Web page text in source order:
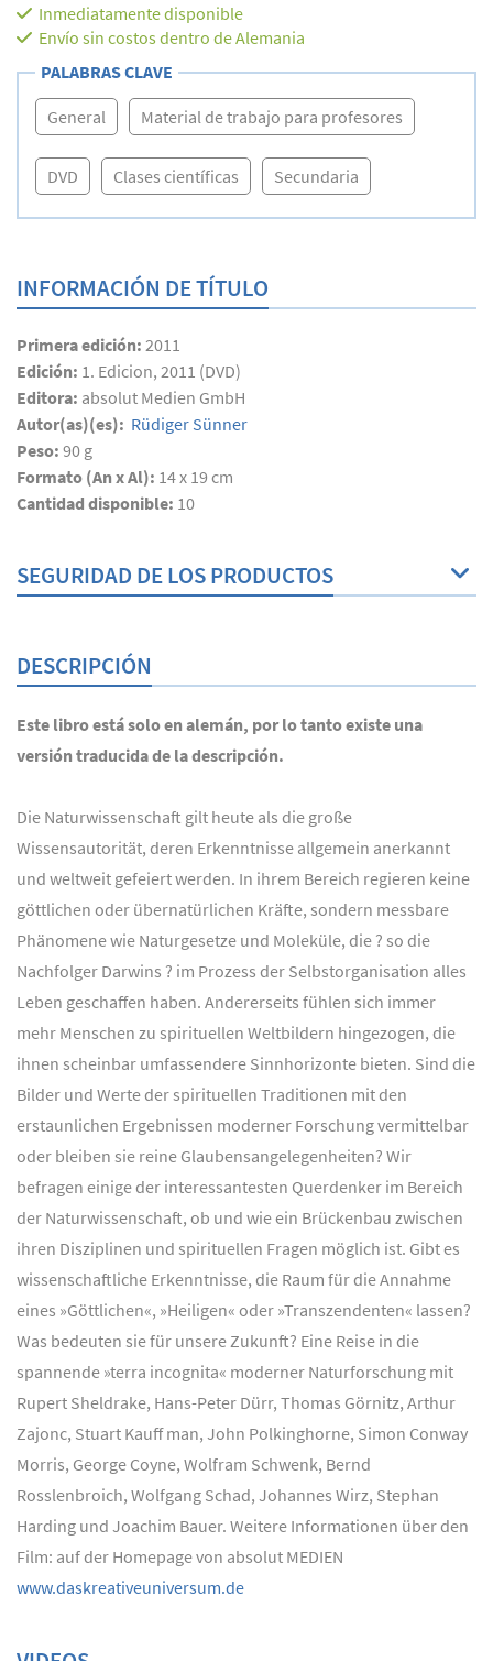
Inmediatamente disponible
Envío sin costos dentro de Alemania
PALABRAS CLAVE
General Material de trabajo para profesores
DVD Clases científicas Secundaria
INFORMACIÓN DE TÍTULO
Primera edición: 2011
Edición: 1. Edicion, 2011 (DVD)
Editora: absolut Medien GmbH
Autor(as)(es): Rüdiger Sünner
Peso: 90 g
Formato (An x Al): 14 x 19 cm
Cantidad disponible: 10
SEGURIDAD DE LOS PRODUCTOS
DESCRIPCIÓN
Este libro está solo en alemán, por lo tanto existe una
versión traducida de la descripción.
Die Naturwissenschaft gilt heute als die große
Wissensautorität, deren Erkenntnisse allgemein anerkannt
und weltweit gefeiert werden. In ihrem Bereich regieren keine
göttlichen oder übernatürlichen Kräfte, sondern messbare
Phänomene wie Naturgesetze und Moleküle, die ? so die
Nachfolger Darwins ? im Prozess der Selbstorganisation alles
Leben geschaffen haben. Andererseits fühlen sich immer
mehr Menschen zu spirituellen Weltbildern hingezogen, die
ihnen scheinbar umfassendere Sinnhorizonte bieten. Sind die
Bilder und Werte der spirituellen Traditionen mit den
erstaunlichen Ergebnissen moderner Forschung vermittelbar
oder bleiben sie reine Glaubensangelegenheiten? Wir
befragen einige der interessantesten Querdenker im Bereich
der Naturwissenschaft, ob und wie ein Brückenbau zwischen
ihren Disziplinen und spirituellen Fragen möglich ist. Gibt es
wissenschaftliche Erkenntnisse, die Raum für die Annahme
eines »Göttlichen«, »Heiligen« oder »Transzendenten« lassen?
Was bedeuten sie für unsere Zukunft? Eine Reise in die
spannende »terra incognita« moderner Naturforschung mit
Rupert Sheldrake, Hans-Peter Dürr, Thomas Görnitz, Arthur
Zajonc, Stuart Kauff man, John Polkinghorne, Simon Conway
Morris, George Coyne, Wolfram Schwenk, Bernd
Rosslenbroich, Wolfgang Schad, Johannes Wirz, Stephan
Harding und Joachim Bauer. Weitere Informationen über den
Film: auf der Homepage von absolut MEDIEN
www.daskreativeuniversum.de